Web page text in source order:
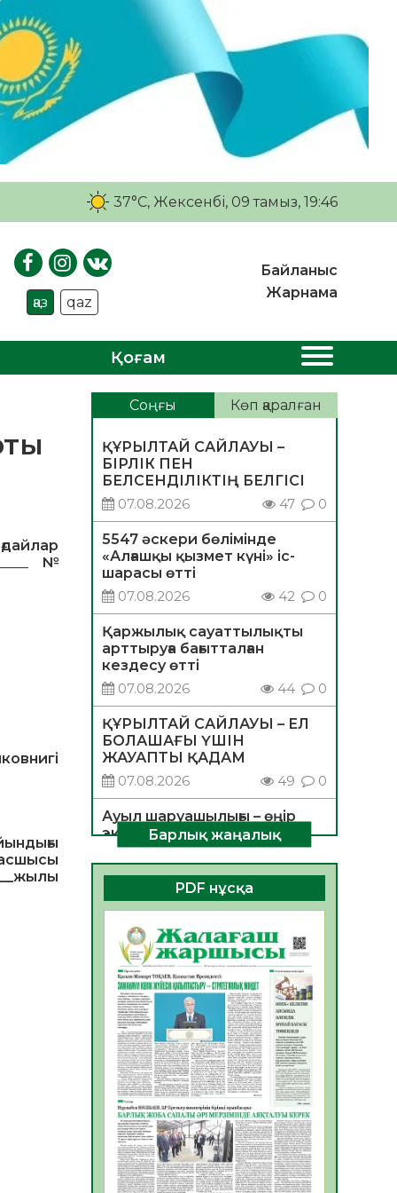
37°C, Жексенбі, 09 тамыз, 19:46
қаз qaz
Байланыс
Жарнама
Қоғам
№
ы
Соңғы Көп қаралған
ҚҰРЫЛТАЙ САЙЛАУЫ –
БІРЛІК ПЕН
БЕЛСЕНДІЛІКТІҢ БЕЛГІСІ
07.08.2026
47 0
5547 әскери бөлімінде
«Алғашқы қызмет күні» іс-
шарасы өтті
07.08.2026
42 0
Қаржылық сауаттылықты
арттыруға бағытталған
кездесу өтті
07.08.2026
44 0
ҚҰРЫЛТАЙ САЙЛАУЫ – ЕЛ
БОЛАШАҒЫ ҮШІН
ЖАУАПТЫ ҚАДАМ
07.08.2026
49 0
Ауыл шаруашылығы – өңір
экономикасының негізгі
тірегі
06.08.2026
56 0
ҚОҒАМДЫҚ БЕЛСЕНДІЛІК –
ЕЛ ДАМУЫНЫҢ НЕГІЗІ
06.08.2026
54
ҚҰРЫЛТАЙ САЙЛАУЫ –
БОЛАШАҚҚА БАСТАР
ЖАУАПТЫ ТАҢДАУ
06.08.2026
56
Инфекциялық ауруларға
қарсы иммундау
жұмыстарының тиімділігі
06.08.2026
58
Көкжөтел ауруы туралы
Барлық жаңалық
PDF нұсқа